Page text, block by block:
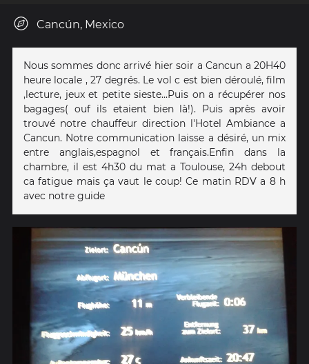
Cancún, Mexico
Nous sommes donc arrivé hier soir a Cancun a 20H40
heure locale , 27 degrés. Le vol c est bien déroulé, film
,lecture, jeux et petite sieste...Puis on a récupérer nos
bagages( ouf ils etaient bien là!). Puis après avoir
trouvé notre chauffeur direction l'Hotel Ambiance a
Cancun. Notre communication laisse a désiré, un mix
entre anglais,espagnol et français.Enfin dans la
chambre, il est 4h30 du mat a Toulouse, 24h debout
ca fatigue mais ça vaut le coup! Ce matin RDV a 8 h
avec notre guide